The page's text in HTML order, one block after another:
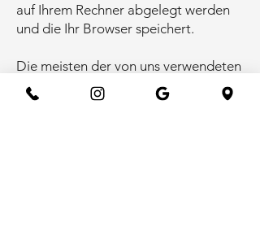
auf Ihrem Rechner abgelegt werden
und die Ihr Browser speichert.
Die meisten der von uns verwendeten
Cookies sind so genannte “Session-
Cookies”. Sie werden nach Ende Ihres